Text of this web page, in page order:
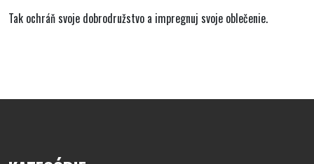
Tak ochráň svoje dobrodružstvo a impregnuj svoje oblečenie.